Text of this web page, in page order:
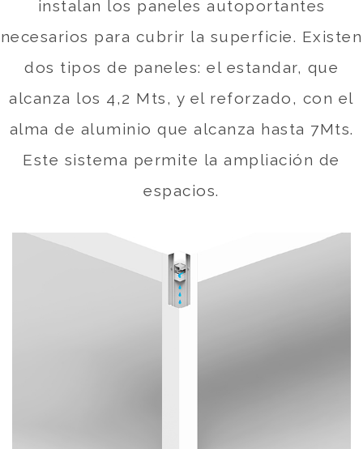
instalan los paneles autoportantes
necesarios para cubrir la superficie. Existen
dos tipos de paneles: el estandar, que
alcanza los 4,2 Mts, y el reforzado, con el
alma de aluminio que alcanza hasta 7Mts.
Este sistema permite la ampliación de
espacios.